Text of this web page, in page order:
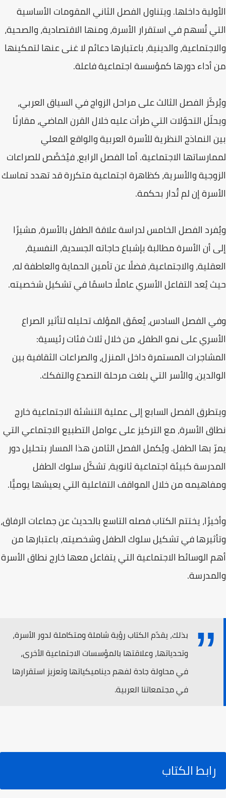
الأولية داخلها. ويتناول الفصل الثاني المقومات الأساسية
التي تُسهم في استقرار الأسرة، ومنها الاقتصادية، والصحية،
والاجتماعية، والدينية، باعتبارها دعائم لا غنى عنها لتمكينها
من أداء دورها كمؤسسة اجتماعية فاعلة.
ويُركّز الفصل الثالث على مراحل الزواج في السياق العربي،
ويحلّل التحوّلات التي طرأت عليه خلال القرن الماضي، مقارنًا
بين النماذج النظرية للأسرة العربية والواقع الفعلي
لممارساتها الاجتماعية. أما الفصل الرابع، فيُخصَّص للصراعات
الزوجية والأسرية، كظاهرة اجتماعية متكررة قد تهدد تماسك
الأسرة إن لم تُدار بحكمة.
ويُفرد الفصل الخامس لدراسة علاقة الطفل بالأسرة، مشيرًا
إلى أن الأسرة مطالبة بإشباع حاجاته الجسدية، النفسية،
العقلية، والاجتماعية، فضلًا عن تأمين الحماية والعاطفة له،
حيث يُعد التفاعل الأسري عاملًا حاسمًا في تشكيل شخصيته.
وفي الفصل السادس، يُعمّق المؤلف تحليله لتأثير الصراع
الأسري على نمو الطفل، من خلال ثلاث فئات رئيسية:
المشاجرات المستمرة داخل المنزل، والصراعات الثقافية بين
الوالدين، والأسر التي بلغت مرحلة التصدع والتفكك.
ويتطرق الفصل السابع إلى عملية التنشئة الاجتماعية خارج
نطاق الأسرة، مع التركيز على عوامل التطبيع الاجتماعي التي
يمرّ بها الطفل. ويُكمل الفصل الثامن هذا المسار بتحليل دور
المدرسة كبيئة اجتماعية ثانوية، تشكّل سلوك الطفل
ومفاهيمه من خلال المواقف التفاعلية التي يعيشها يوميًّا.
وأخيرًا، يختتم الكتاب فصله التاسع بالحديث عن جماعات الرفاق،
وتأثيرها في تشكيل سلوك الطفل وشخصيته، باعتبارها من
أهم الوسائط الاجتماعية التي يتفاعل معها خارج نطاق الأسرة
والمدرسة.
بذلك، يقدّم الكتاب رؤية شاملة ومتكاملة لدور الأسرة،
وتحدياتها، وعلاقتها بالمؤسسات الاجتماعية الأخرى،
في محاولة جادة لفهم ديناميكياتها وتعزيز استقرارها
في مجتمعاتنا العربية.
رابط الكتاب